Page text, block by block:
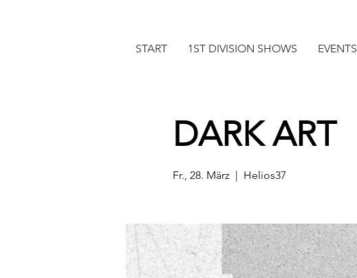
START 1ST DIVISION SHOWS EVENTS
DARK ART
Fr., 28. März
  |
Helios37